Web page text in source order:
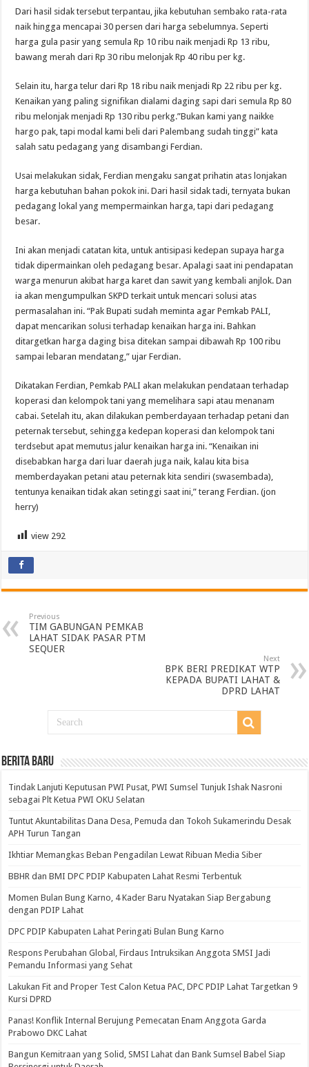
Dari hasil sidak tersebut terpantau, jika kebutuhan sembako rata-rata
naik hingga mencapai 30 persen dari harga sebelumnya. Seperti
harga gula pasir yang semula Rp 10 ribu naik menjadi Rp 13 ribu,
bawang merah dari Rp 30 ribu melonjak Rp 40 ribu per kg.
Selain itu, harga telur dari Rp 18 ribu naik menjadi Rp 22 ribu per kg.
Kenaikan yang paling signifikan dialami daging sapi dari semula Rp 80
ribu melonjak menjadi Rp 130‎ ribu perkg.”Bukan kami yang naikke
hargo pak, tapi modal kami beli dari Palembang sudah tinggi” kata
salah satu pedagang yang disambangi Ferdian.
Usai melakukan sidak, Ferdian mengaku sangat prihatin atas lonjakan‎
harga kebutuhan bahan pokok ini. Dari hasil sidak tadi, ternyata bukan
pedagang lokal yang mempermainkan harga, tapi dari pedagang
besar.
Ini akan menjadi catatan kita, untuk antisipasi kedepan supaya harga
tidak dipermainkan oleh pedagang besar. Apalagi saat ini pendapatan
warga menurun akibat harga karet dan sawit yang kembali anjlok. Dan
ia akan mengumpulkan SKPD terkait untuk mencari solusi atas
permasalahan ini. “Pak Bupati sudah meminta agar Pemkab PALI,
dapat mencarikan solusi terhadap kenaikan harga ini. Bahkan
ditargetkan harga daging bisa ditekan sampai dibawah Rp 100 ribu
sampai lebaran mendatang,” ujar Ferdian.
Dikatakan Ferdian, Pemkab PALI akan melakukan pendataan terhadap
koperasi dan kelompok tani yang memelihara sapi atau menanam
cabai. Setelah itu, akan dilakukan pemberdayaan terhadap petani dan
peternak tersebut, sehingga kedepan koperasi dan kelompok tani
terdsebut apat memutus jalur kenaikan harga ini. “Kenaikan ini
disebabkan harga dari luar daerah juga naik, kalau kita bisa
memberdayakan petani atau peternak kita sendiri (swasembada),
tentunya kenaikan tidak akan setinggi saat ini,” terang Ferdian. (jon
herry)
view 292
Previous
TIM GABUNGAN PEMKAB
LAHAT SIDAK PASAR PTM
SEQUER
Next
BPK BERI PREDIKAT WTP
KEPADA BUPATI LAHAT &
DPRD LAHAT
BERITA BARU
Tindak Lanjuti Keputusan PWI Pusat, PWI Sumsel Tunjuk Ishak Nasroni
sebagai Plt Ketua PWI OKU Selatan
Tuntut Akuntabilitas Dana Desa, Pemuda dan Tokoh Sukamerindu Desak
APH Turun Tangan
Ikhtiar Memangkas Beban Pengadilan Lewat Ribuan Media Siber
BBHR dan BMI DPC PDIP Kabupaten Lahat Resmi Terbentuk
Momen Bulan Bung Karno, 4 Kader Baru Nyatakan Siap Bergabung
dengan PDIP Lahat
DPC PDIP Kabupaten Lahat Peringati Bulan Bung Karno
Respons Perubahan Global, Firdaus Intruksikan Anggota SMSI Jadi
Pemandu Informasi yang Sehat
Lakukan Fit and Proper Test Calon Ketua PAC, DPC PDIP Lahat Targetkan 9
Kursi DPRD
Panas! Konflik Internal Berujung Pemecatan Enam Anggota Garda
Prabowo DKC Lahat
Bangun Kemitraan yang Solid, SMSI Lahat dan Bank Sumsel Babel Siap